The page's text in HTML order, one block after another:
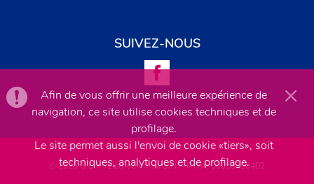
SUIVEZ-NOUS
© 2026 G.B.M. Elettrochimica S.r.l. - P.IVA: 00958710402
Afin de vous offrir une meilleure expérience de
navigation, ce site utilise cookies techniques et de
profilage.
Le site permet aussi l'envoi de cookie «tiers», soit
techniques, analytiques et de profilage.